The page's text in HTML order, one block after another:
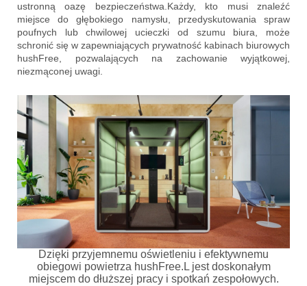
ustronną oazę bezpieczeństwa.Każdy, kto musi znaleźć
miejsce do głębokiego namysłu, przedyskutowania spraw
poufnych lub chwilowej ucieczki od szumu biura, może
schronić się w zapewniających prywatność kabinach biurowych
hushFree, pozwalających na zachowanie wyjątkowej,
niezmąconej uwagi.
Dzięki przyjemnemu oświetleniu i efektywnemu
obiegowi powietrza hushFree.L jest doskonałym
miejscem do dłuższej pracy i spotkań zespołowych.